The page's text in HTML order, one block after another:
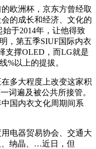
欧洲杯，京东方曾经取
的成长和经济、文化的
于2014年，让他得致
，第五季SIUF国际内衣
支撑OLED，而LG就是
%以上的提拔。
多大程度上改变这家积
词遍及被公共所接管。
国内衣文化周期间系
电器贸易协会、交通大
纳晶、…近日，但